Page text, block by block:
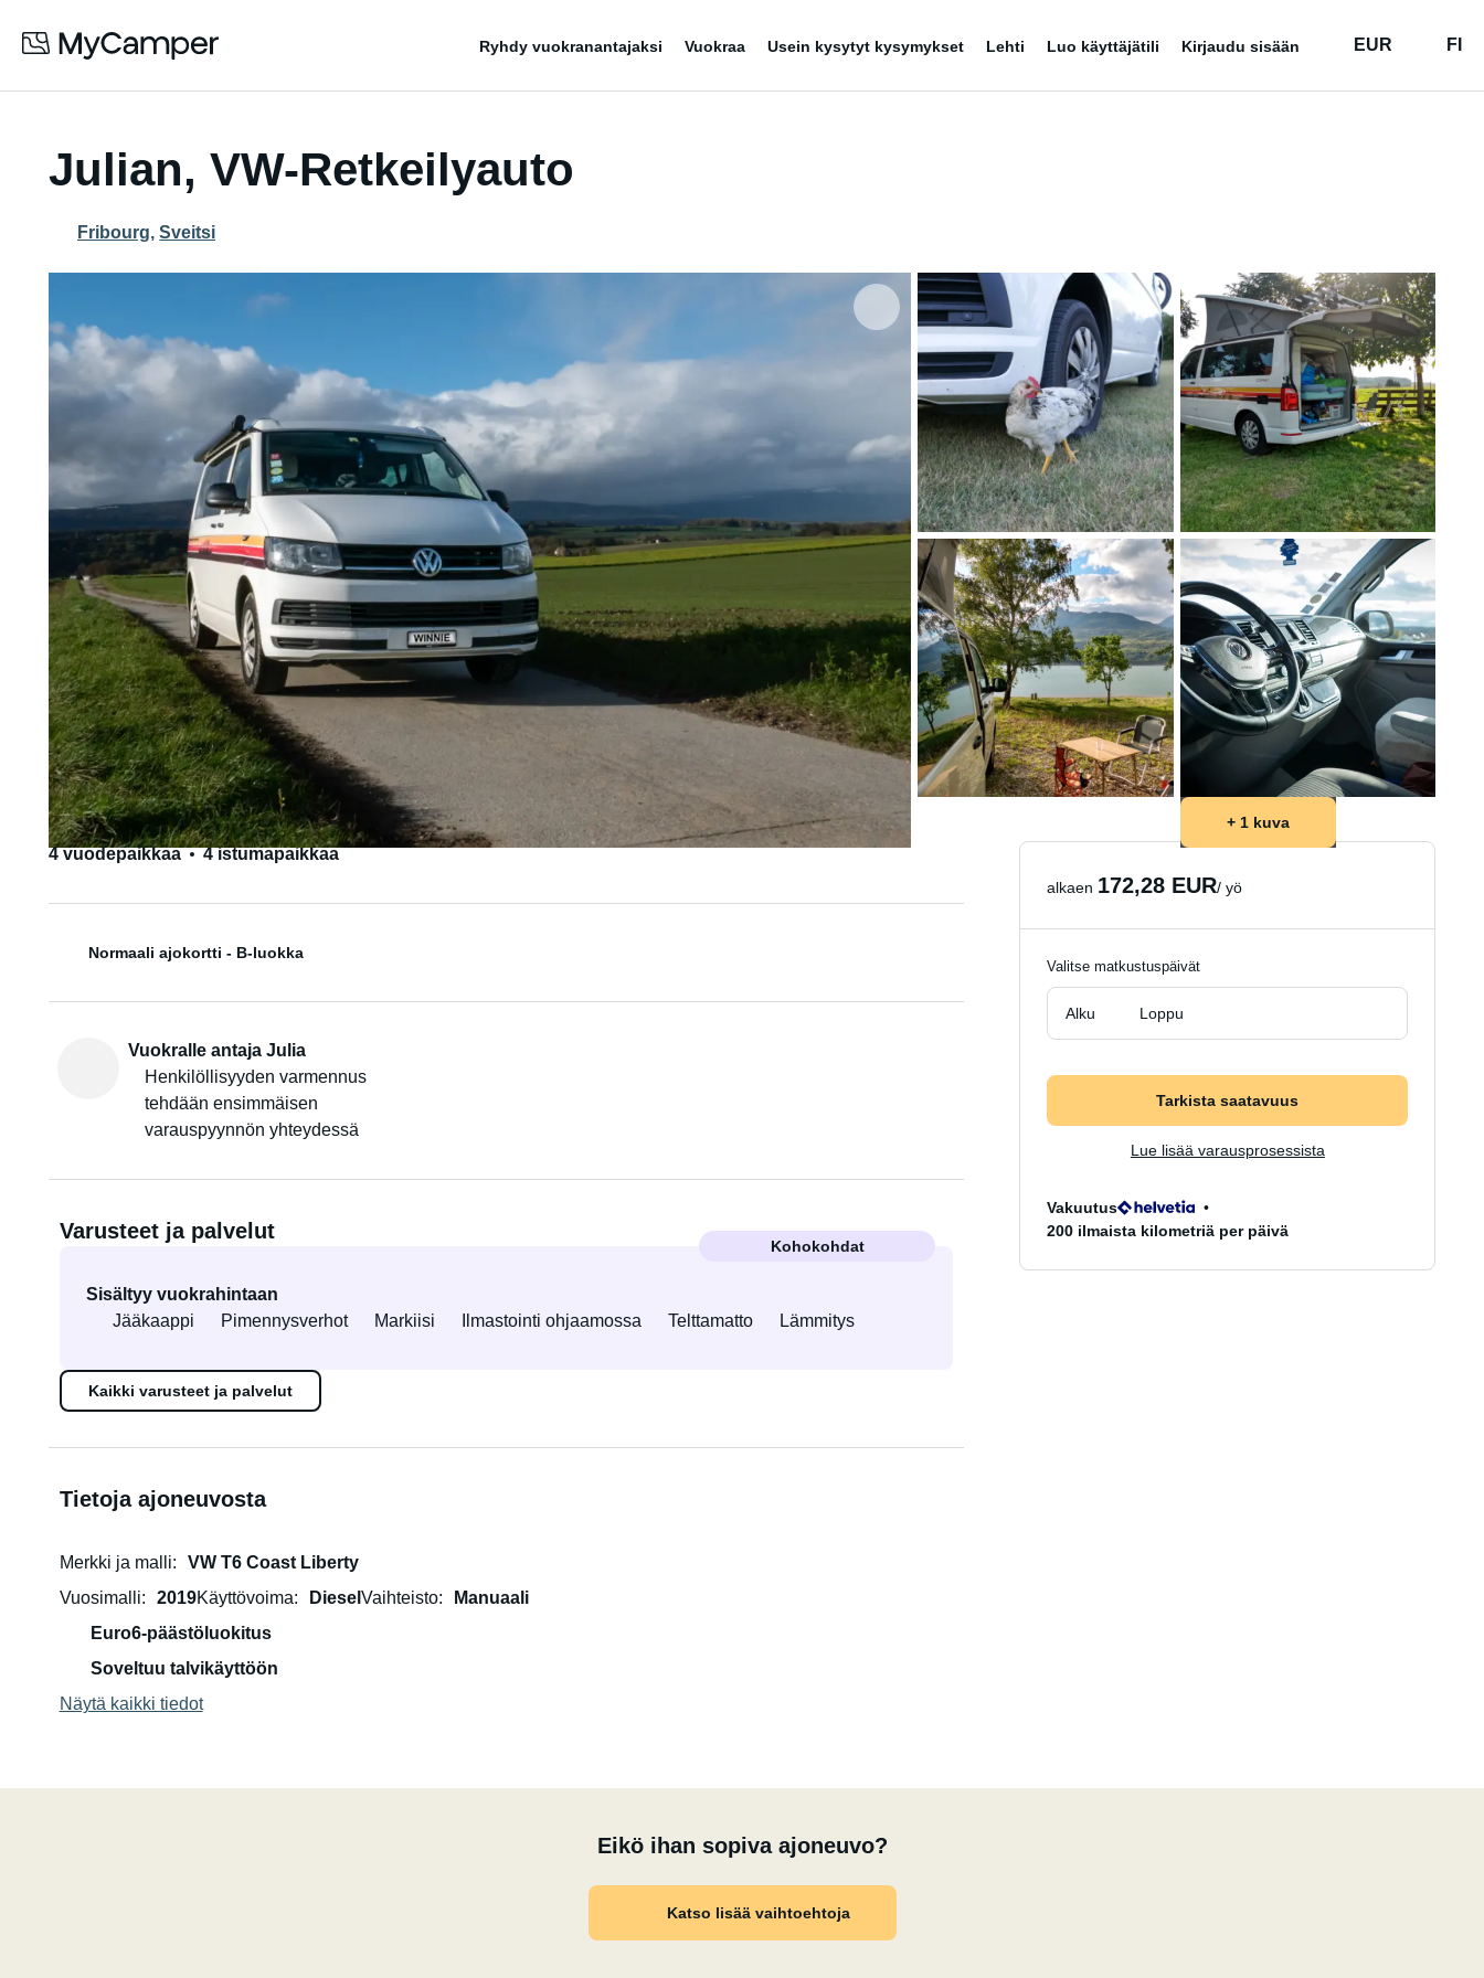
Ryhdy vuokranantajaksi Vuokraa Usein kysytyt kysymykset Lehti Luo käyttäjätili Kirjaudu sisään EUR FI
Julian, VW-Retkeilyauto
Fribourg, Sveitsi
+ 1 kuva
4 vuodepaikkaa 4 istumapaikkaa
Normaali ajokortti - B-luokka
Vuokralle antaja Julia
Henkilöllisyyden varmennus
tehdään ensimmäisen
varauspyynnön yhteydessä
Varusteet ja palvelut
Kohokohdat
Sisältyy vuokrahintaan
Jääkaappi
Pimennysverhot Markiisi Ilmastointi ohjaamossa Telttamatto Lämmitys
Kaikki varusteet ja palvelut
Tietoja ajoneuvosta
Merkki ja malli
VW T6 Coast Liberty
Vuosimalli
2019Käyttövoima Diesel Vaihteisto
Manuaali
Euro6-päästöluokitus
Soveltuu talvikäyttöön
Näytä kaikki tiedot
Eikö ihan sopiva ajoneuvo?
Katso lisää vaihtoehtoja
alkaen 172,28 EUR/ yö
Valitse matkustuspäivät
Alku Loppu
Tarkista saatavuus
Lue lisää varausprosessista
Vakuutus
200 ilmaista kilometriä per päivä